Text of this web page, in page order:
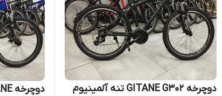
دوچرخه GITANE G302 تنه آلمینیوم